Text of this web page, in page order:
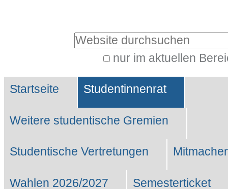
Website durchsuchen
nur im aktuellen
Suche…
Sektionen
Startseite Studentinnenrat
Weitere studentische Gremien
Studentische Vertretungen
Wahlen 2026/2027 Semesterticket